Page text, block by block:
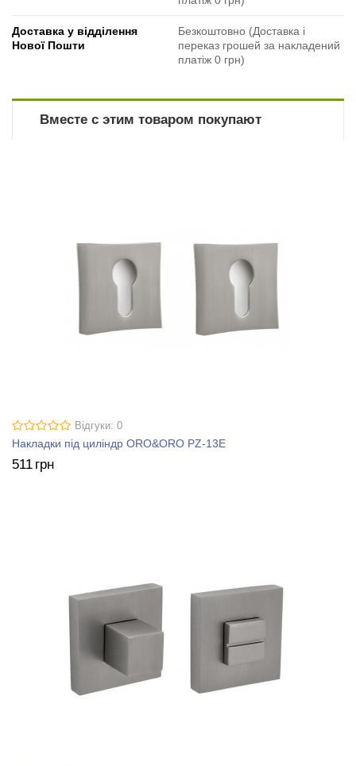
Доставка у відділення
Нової Пошти
Безкоштовно (Доставка і
переказ грошей за накладений
платіж 0 грн)
Вместе с этим товаром покупают
Відгуки: 0
Накладки під циліндр ORO&ORO PZ-13E
511 грн